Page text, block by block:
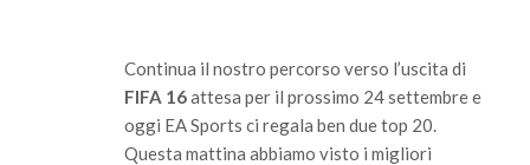
Continua il nostro percorso verso l’uscita di
FIFA 16attesa per il prossimo 24 settembre e
oggi EA Sports ci regala ben due top 20.
Questa mattina abbiamo visto i migliori